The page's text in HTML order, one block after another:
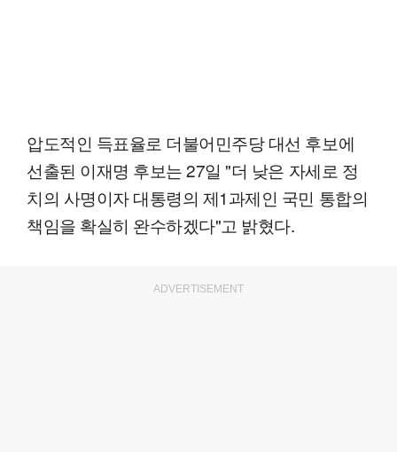
압도적인 득표율로 더불어민주당 대선 후보에
선출된 이재명 후보는 27일 "더 낮은 자세로 정
치의 사명이자 대통령의 제1과제인 국민 통합의
책임을 확실히 완수하겠다"고 밝혔다.
ADVERTISEMENT